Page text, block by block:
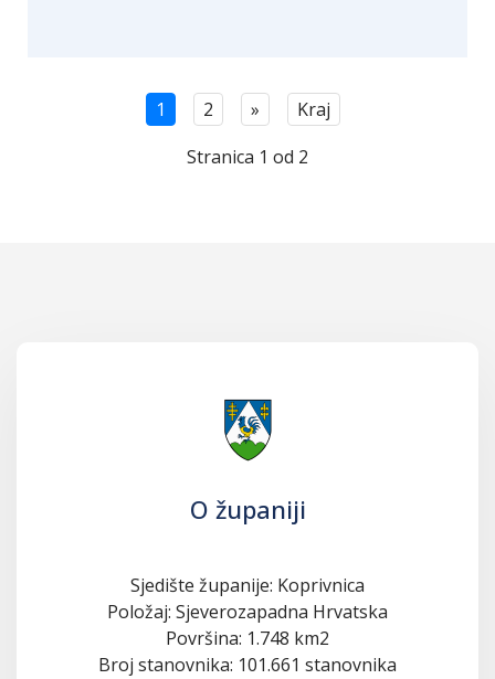
1 2 »
Kraj
Stranica 1 od 2
O županiji
Sjedište županije: Koprivnica
Položaj: Sjeverozapadna Hrvatska
Površina: 1.748 km2
Broj stanovnika: 101.661 stanovnika